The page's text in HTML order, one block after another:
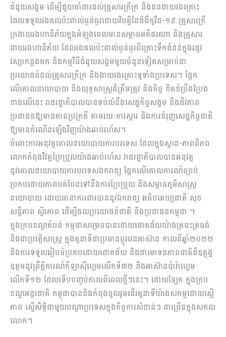
ជំនួយសង្គម ដើម្បីជួយ​គាំពារ​ដល់​គ្រួសារ​ក្រីក្រ​ និង​ជនងាយរងគ្រោះ ​
ដែលទទួលរងផលប៉ះពាល់​ធ្ងន់ធ្ងរ​ដោយវិបត្តិ​នៃជំងឺកូវីដ-១៩ គ្រួសារក្រី
ក្រងាយរងហានិភ័យក្នុងអំឡុងពេលមានសម្ពាធអតិផរណា និង​គ្រួសារ
ងាយរងហានិភ័យ ដែលរង​ផលប៉ះពាល់ធ្ងន់ធ្ងរពីគ្រោះ​ទឹកជំនន់ក្នុងរដូវ
វស្សាកន្លងមក និង​កម្មវិធីជំនួយសង្គម​មួយចំនួនទៀតសម្រាប់​ជា
ប្រយោជន៍ដល់គ្រួសារក្រីក្រ និង​ងាយរងគ្រោះ​ទូទាំងប្រទេស។ ផ្អែក
លើគោលនយោបាយ និង​យុទ្ធសាស្ត្រដ៏ត្រឹមត្រូវ និង​កិច្ច ខិតខំប្រឹងប្រែង
ខាងលើនេះ រាជរដ្ឋាភិបាលបានទប់លំនឹងសេដ្ឋកិច្ចសង្គម និងជីវភាព
ប្រជាជនឱ្យមានភាពប្រក្រតី តាមរយៈការស្តារ និង​ការជំរុញ​សេដ្ឋកិច្ចជាតិ
ឱ្យមាន​កំណើន​ឡើងវិញយ៉ាងឆាប់រហ័ស។
ចំពោះការអនុវត្តគោលនយោបាយការបរទេស ដែលក្នុងស្ថាន-ភាពពិភព
លោកកំពុងវិវត្តប្រែប្រួលយ៉ាងឆាប់រហ័ស រាជរដ្ឋាភិបាលបានអនុវត្ត​
នូវគោលនយោបាយការបរទេសឯករាជ្យ ផ្អែកលើគោលការណ៍ច្បាប់
ប្រកបដោយភាពបត់បែនទៅនឹងការប្រែប្រួល​ និង​សម្ពាធ​ភូមិសាស្ត្រ
នយោបាយ ដោយធានាការពារ​បាននូវឯករាជ្យ ​អធិបតេយ្យ​ជាតិ សុខ
សន្តិភាព ស្ថិរភាព ដើម្បី​ផលប្រយោជន៍ជាតិ និង​ប្រជាជនកម្ពុជា ។
ក្នុងក្របខណ្ឌតំបន់ កម្ពុជាសម្រេចបានដោយជោគជ័យយ៉ាងត្រចះត្រចង់
និង​ជាប្រវត្តិសាស្ត្រ ក្នុងតួនាទីជាប្រធានប្តូរវេនអាស៊ាន កាលពីឆ្នាំ២០២២
និង​ការទទួល​​រៀបចំប្រកបដោយជោគជ័យ និង​ជាមោទនភាពជាតិដ៏ឧត្តុង្គ
ឧត្តមនូវព្រឹត្តិការណ៍​កីឡាស៊ីហ្គេមលើកទី៣២ និង​អាស៊ានប៉ារ៉ាហ្គេម
លើកទី១២ ដែលទើបបញ្ចប់​កាលពីពេលថ្មីៗនេះ។ ដោយឡែក ក្នុងក្រប
ខណ្ឌអន្តរជាតិ កម្ពុជាបាននិង​កំពុងចូលរួម​ដើរតួនាទី​យ៉ាងសកម្មដោយស្មើ
ភាព ស្មើសិទ្ធិជាមួយបណ្តាប្រទេសក្នុងកិច្ចការសំខាន់ៗ ជាច្រើនក្នុងសកល
លោក។